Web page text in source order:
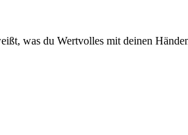
was du Wertvolles mit deinen